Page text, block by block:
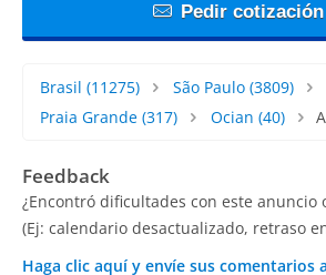
Pedir
Brasil (11275) São Paulo(3809)
Praia Grande (317) Ocian (40)
Feedback
¿Encontró dificultades con este anuncio
(Ej: calendario desactualizado, retraso
Haga clic aquí y envíe sus comentarios